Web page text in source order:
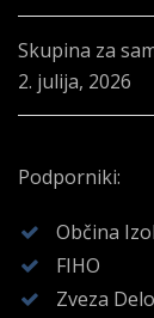
Skupina za
2. julija, 2026
Podporniki:
Občina
FIHO
Zveza